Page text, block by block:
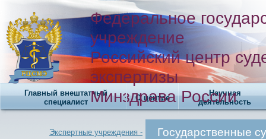
Федеральное
учреждение
Российский центр
экспертизы
Минздрава России
Главный внештатный
специалист
О центре
Научная
деятельность
Экспертные учреждения - Государственные